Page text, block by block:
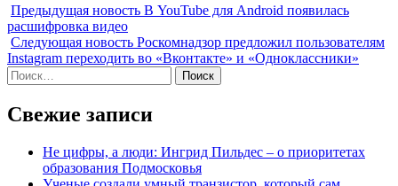
Предыдущая новость В YouTube для Android появилась
расшифровка видео
Следующая новость Роскомнадзор предложил пользователям
Instagram переходить во «Вконтакте» и «Одноклассники»
Найти:
Свежие записи
Не цифры, а люди: Ингрид Пильдес – о приоритетах
образования Подмосковья